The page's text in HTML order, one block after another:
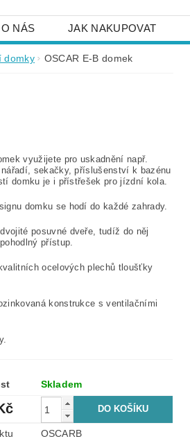
O NÁS JAK NAKUPOVAT
NEJČASTĚJŠÍ DOTAZY
domky OSCAR E-B domek
využijete pro uskadnění např.
nářadí, sekačky, příslušenství k bazénu
domku je i přístřešek pro jízdní kola.
domku se hodí do každé zahrady.
posuvné dveře, tudíž do něj
přístup.
ocelových plechů tloušťky
konstrukce s ventilačními
Skladem
OSCARB